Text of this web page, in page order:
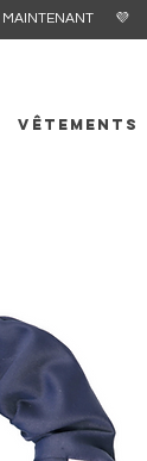
VÊTEMENTS